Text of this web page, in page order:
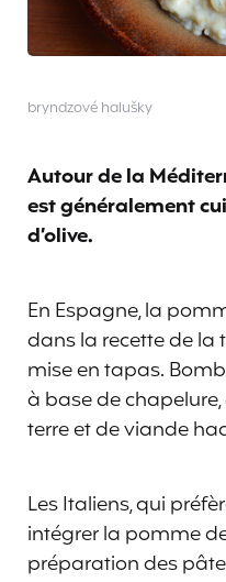
bryndzové halušky
Autour de la
est généralement
d’olive.
En Espagne, la
dans la recette de
mise en tapas.
à base de
terre et de viande
Les Italiens, qui
intégrer la pomme
préparation des